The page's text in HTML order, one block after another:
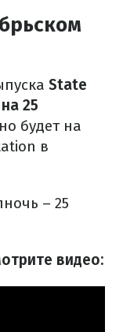
State
25
будет на
в
– 25
видео: